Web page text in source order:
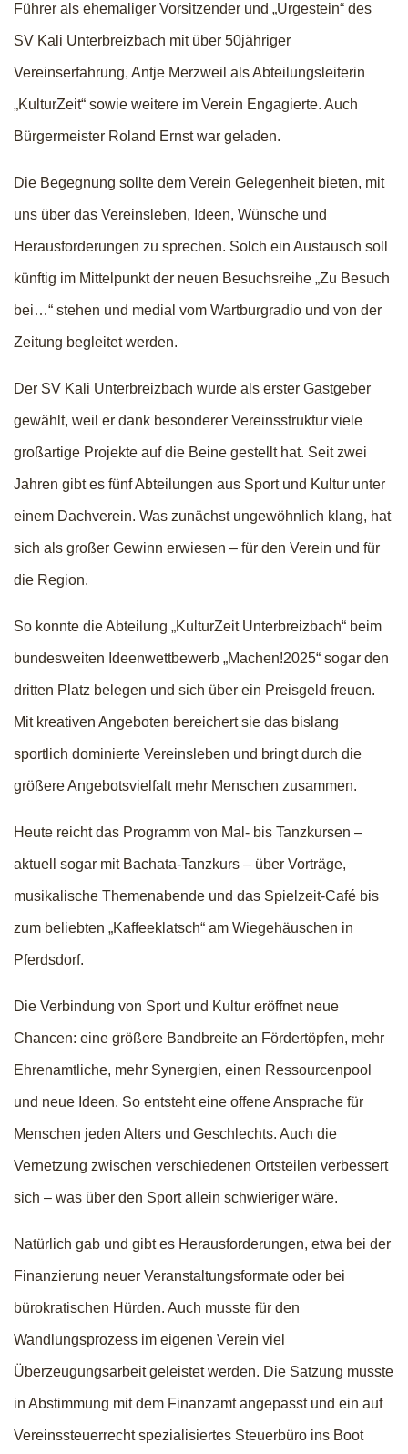
Führer als ehemaliger Vorsitzender und „Urgestein“ des
SV Kali Unterbreizbach mit über 50jähriger
Vereinserfahrung, Antje Merzweil als Abteilungsleiterin
„KulturZeit“ sowie weitere im Verein Engagierte. Auch
Bürgermeister Roland Ernst war geladen.
Die Begegnung sollte dem Verein Gelegenheit bieten, mit
uns über das Vereinsleben, Ideen, Wünsche und
Herausforderungen zu sprechen. Solch ein Austausch soll
künftig im Mittelpunkt der neuen Besuchsreihe „Zu Besuch
bei…“ stehen und medial vom Wartburgradio und von der
Zeitung begleitet werden.
Der SV Kali Unterbreizbach wurde als erster Gastgeber
gewählt, weil er dank besonderer Vereinsstruktur viele
großartige Projekte auf die Beine gestellt hat. Seit zwei
Jahren gibt es fünf Abteilungen aus Sport und Kultur unter
einem Dachverein. Was zunächst ungewöhnlich klang, hat
sich als großer Gewinn erwiesen – für den Verein und für
die Region.
So konnte die Abteilung „KulturZeit Unterbreizbach“ beim
bundesweiten Ideenwettbewerb „Machen!2025“ sogar den
dritten Platz belegen und sich über ein Preisgeld freuen.
Mit kreativen Angeboten bereichert sie das bislang
sportlich dominierte Vereinsleben und bringt durch die
größere Angebotsvielfalt mehr Menschen zusammen.
Heute reicht das Programm von Mal- bis Tanzkursen –
aktuell sogar mit Bachata-Tanzkurs – über Vorträge,
musikalische Themenabende und das Spielzeit-Café bis
zum beliebten „Kaffeeklatsch“ am Wiegehäuschen in
Pferdsdorf.
Die Verbindung von Sport und Kultur eröffnet neue
Chancen: eine größere Bandbreite an Fördertöpfen, mehr
Ehrenamtliche, mehr Synergien, einen Ressourcenpool
und neue Ideen. So entsteht eine offene Ansprache für
Menschen jeden Alters und Geschlechts. Auch die
Vernetzung zwischen verschiedenen Ortsteilen verbessert
sich – was über den Sport allein schwieriger wäre.
Natürlich gab und gibt es Herausforderungen, etwa bei der
Finanzierung neuer Veranstaltungsformate oder bei
bürokratischen Hürden. Auch musste für den
Wandlungsprozess im eigenen Verein viel
Überzeugungsarbeit geleistet werden. Die Satzung musste
in Abstimmung mit dem Finanzamt angepasst und ein auf
Vereinssteuerrecht spezialisiertes Steuerbüro ins Boot